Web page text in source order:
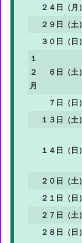
２４日（月）
２９日（土）
３０日（日）
１
２
月
６日（土）
７日（日）
１３日（土）
１４日（日）
２０日（土）
２１日（日）
２７日（土）
２８日（日）